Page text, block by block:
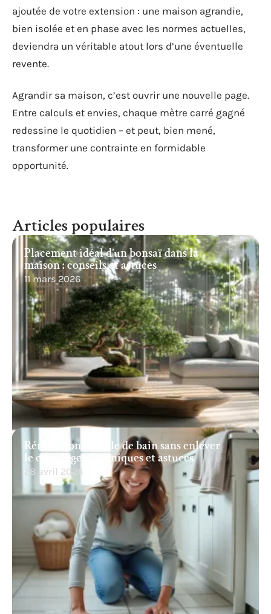
ajoutée de votre extension : une maison agrandie,
bien isolée et en phase avec les normes actuelles,
deviendra un véritable atout lors d’une éventuelle
revente.
Agrandir sa maison, c’est ouvrir une nouvelle page.
Entre calculs et envies, chaque mètre carré gagné
redessine le quotidien – et peut, bien mené,
transformer une contrainte en formidable
opportunité.
Articles populaires
Placement idéal d’un bonsaï dans la
maison : conseils et astuces
11 mars 2026
Rénovation de salle de bain sans enlever
le carrelage : techniques et astuces
28 avril 2026